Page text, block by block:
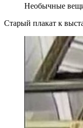
Необычные
Старый плакат к